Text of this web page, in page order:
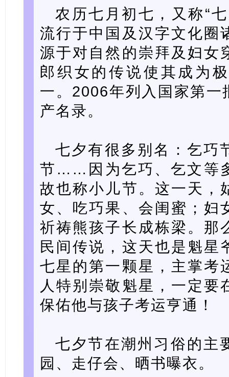
农历七月初七，又称“
流行于中国及汉字文化圈
源于对自然的崇拜及妇女
郎织女的传说使其成为
一。2006年列入国家第
产名录。
七夕有很多别名：乞巧
节……因为乞巧、乞文等
故也称小儿节。这一天，
女、吃巧果、会闺蜜；妇
祈祷熊孩子长成栋梁。那
民间传说，这天也是魁星
七星的第一颗星，主掌考
人特别崇敬魁星，一定要
保佑他与孩子考运亨通！
七夕节在潮州习俗的主
园、走仔会、晒书曝衣。